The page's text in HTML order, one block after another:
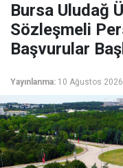
Bursa Uludağ
Sözleşmeli
Başvurular
Yayınlanma: 10 Ağustos